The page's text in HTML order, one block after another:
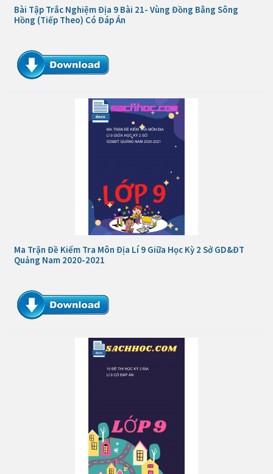
Bài Tập Trắc Nghiệm Địa 9 Bài 21- Vùng Đồng Bằng Sông
Hồng (Tiếp Theo) Có Đáp Án
Ma Trận Đề Kiểm Tra Môn Địa Lí 9 Giữa Học Kỳ 2 Sở GD&ĐT
Quảng Nam 2020-2021